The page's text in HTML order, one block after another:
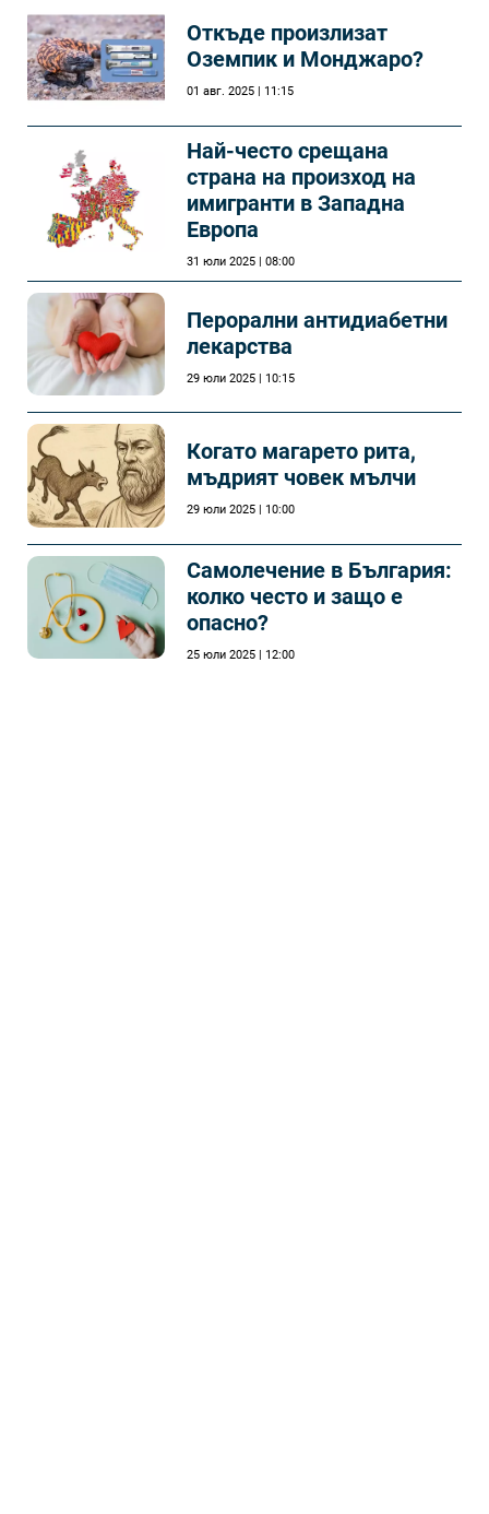
Откъде произлизат
Оземпик и Монджаро?
01 авг. 2025 | 11:15
Най-често срещана
страна на произход на
имигранти в Западна
Европа
31 юли 2025 | 08:00
Перорални антидиабетни
лекарства
29 юли 2025 | 10:15
Когато магарето рита,
мъдрият човек мълчи
29 юли 2025 | 10:00
Самолечeние в България:
колко често и защо е
опасно?
25 юли 2025 | 12:00